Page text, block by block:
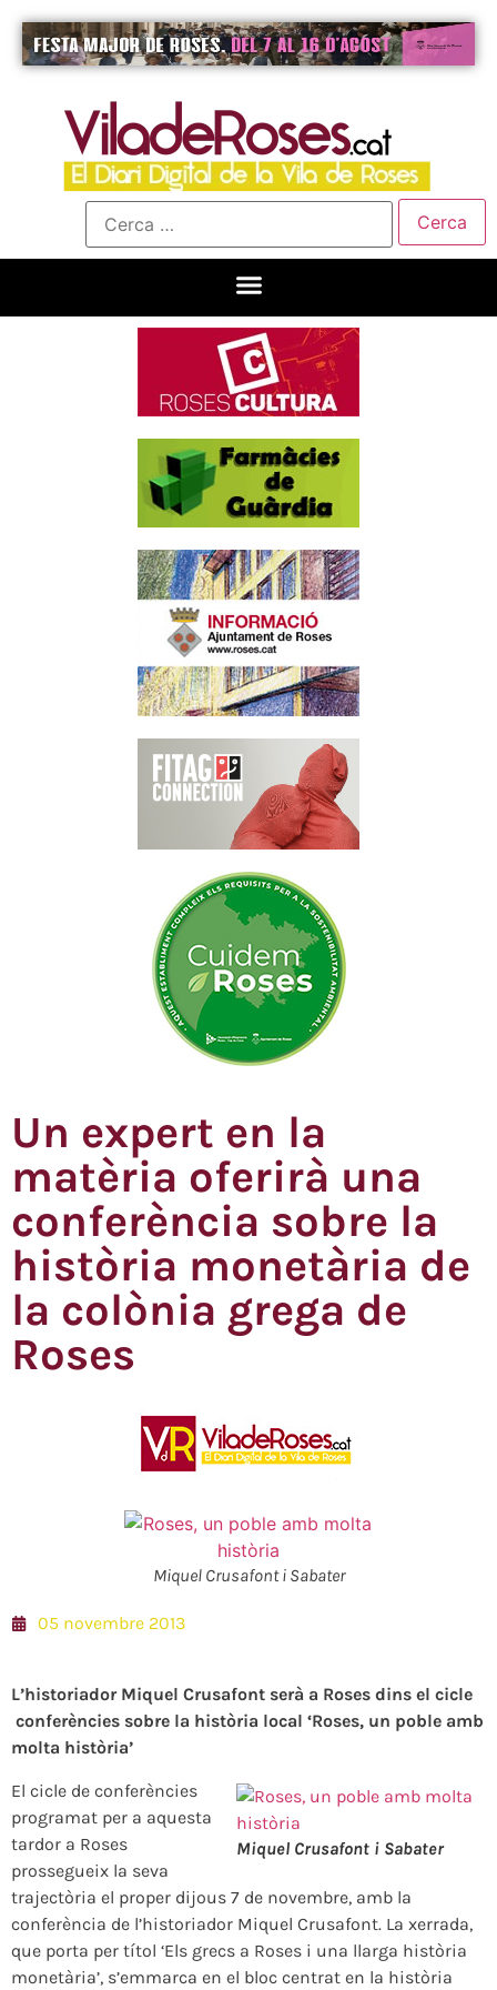
Un expert en la
matèria oferirà una
conferència sobre la
història monetària de
la colònia grega de
Roses
Miquel Crusafont i Sabater
05 novembre 2013
L’historiador Miquel Crusafont serà a Roses dins el cicle
conferències sobre la història local ‘Roses, un poble amb
molta història’
Miquel Crusafont i Sabater
El cicle de conferències
programat per a aquesta
tardor a Roses
prossegueix la seva
trajectòria el proper dijous 7 de novembre, amb la
conferència de l’historiador Miquel Crusafont. La xerrada,
que porta per títol ‘Els grecs a Roses i una llarga història
monetària’, s’emmarca en el bloc centrat en la història